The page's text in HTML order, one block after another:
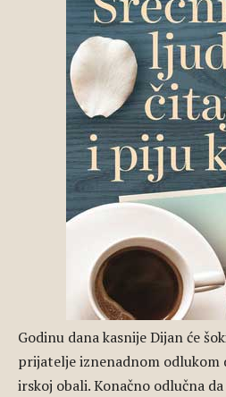
Godinu dana kasnije Dijan će
prijatelje iznenadnom odlukom
irskoj obali. Konačno odlučna